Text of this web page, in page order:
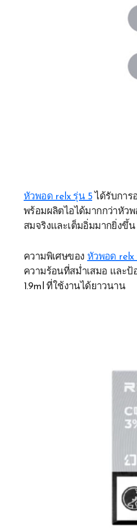
หัวพอด relx รุ่น 5 ได้รับกา
พร้อมผลิตไอได้มากกว่าหัว
สมจริงและเต็มอิ่มมากยิ่งขึ้น
ความพิเศษของ หัวพอด relx
ความร้อนที่สม่ำเสมอ และป้
1.9ml ที่ใช้งานได้ยาวนาน